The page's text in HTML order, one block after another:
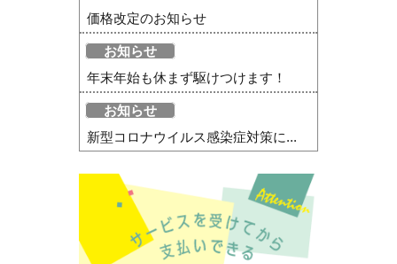
価格改定のお知らせ
お知らせ
年末年始も休まず駆けつけます！
お知らせ
新型コロナウイルス感染症対策に...